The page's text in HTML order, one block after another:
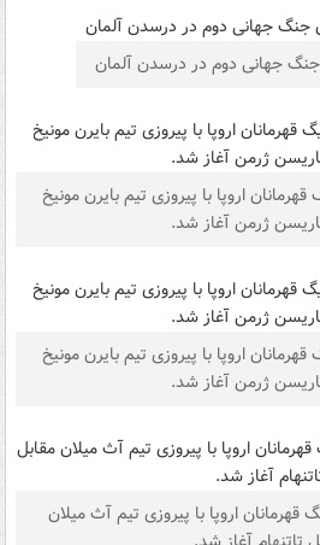
جنگ جهانی دوم در درسدن آلمان
اروپا با پیروزی تیم‌ بایرن مونیخ
ژرمن آغاز شد.
اروپا با پیروزی تیم‌ بایرن مونیخ
ژرمن آغاز شد.
اروپا با پیروزی تیم‌ آث میلان